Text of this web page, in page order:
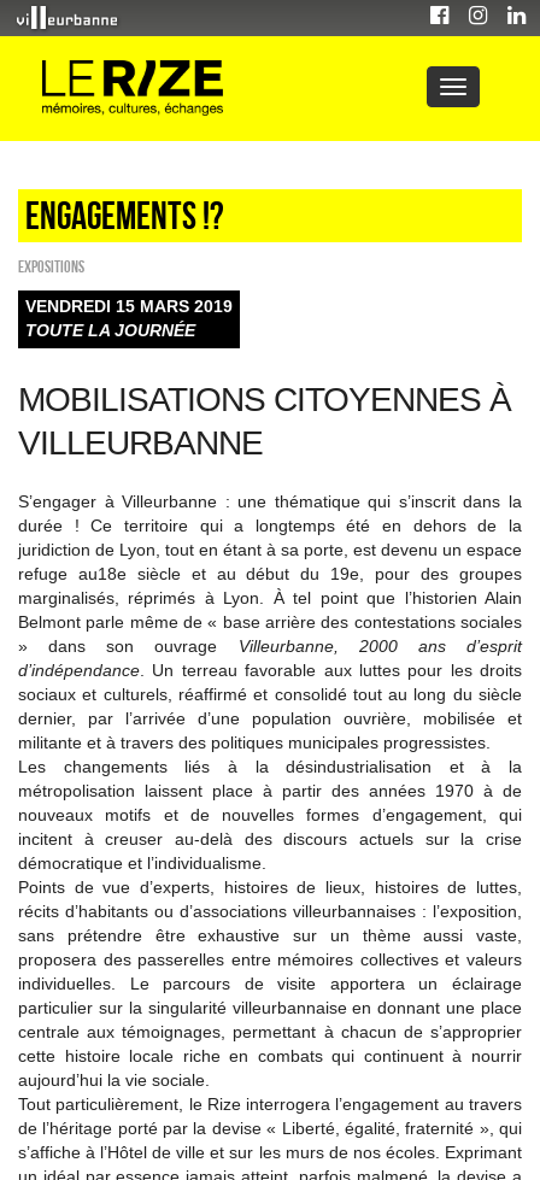
Engagements !?
EXPOSITIONS
VENDREDI 15 MARS 2019
TOUTE LA JOURNÉE
MOBILISATIONS CITOYENNES À
VILLEURBANNE
S’engager à Villeurbanne : une thématique qui s’inscrit dans la
durée ! Ce territoire qui a longtemps été en dehors de la
juridiction de Lyon, tout en étant à sa porte, est devenu un espace
refuge au18e siècle et au début du 19e, pour des groupes
marginalisés, réprimés à Lyon. À tel point que l’historien Alain
Belmont parle même de « base arrière des contestations sociales
» dans son ouvrage Villeurbanne, 2000 ans d’esprit
d’indépendance . Un terreau favorable aux luttes pour les droits
sociaux et culturels, réaffirmé et consolidé tout au long du siècle
dernier, par l’arrivée d’une population ouvrière, mobilisée et
militante et à travers des politiques municipales progressistes.
Les changements liés à la désindustrialisation et à la
métropolisation laissent place à partir des années 1970 à de
nouveaux motifs et de nouvelles formes d’engagement, qui
incitent à creuser au-delà des discours actuels sur la crise
démocratique et l’individualisme.
Points de vue d’experts, histoires de lieux, histoires de luttes,
récits d’habitants ou d’associations villeurbannaises : l’exposition,
sans prétendre être exhaustive sur un thème aussi vaste,
proposera des passerelles entre mémoires collectives et valeurs
individuelles. Le parcours de visite apportera un éclairage
particulier sur la singularité villeurbannaise en donnant une place
centrale aux témoignages, permettant à chacun de s’approprier
cette histoire locale riche en combats qui continuent à nourrir
aujourd’hui la vie sociale.
Tout particulièrement, le Rize interrogera l’engagement au travers
de l’héritage porté par la devise « Liberté, égalité, fraternité », qui
s’affiche à l’Hôtel de ville et sur les murs de nos écoles. Exprimant